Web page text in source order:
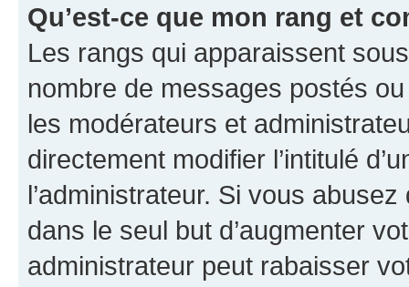
Qu’est-ce que mon rang et
Les rangs qui apparaissent
nombre de messages postés
les modérateurs et
directement modifier l’intitulé
l’administrateur. Si vous
dans le seul but d’augmenter
administrateur peut rabaisser